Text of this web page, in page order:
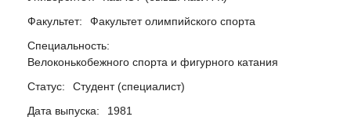
Факультет:
Факультет олимпийского спорта
Специальность:
Велоконькобежного спорта и фигурного катания
Статус:
Студент (специалист)
Дата выпуска:
1981